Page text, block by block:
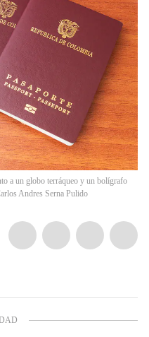
a un globo terráqueo y un bolígrafo
Andres Serna Pulido